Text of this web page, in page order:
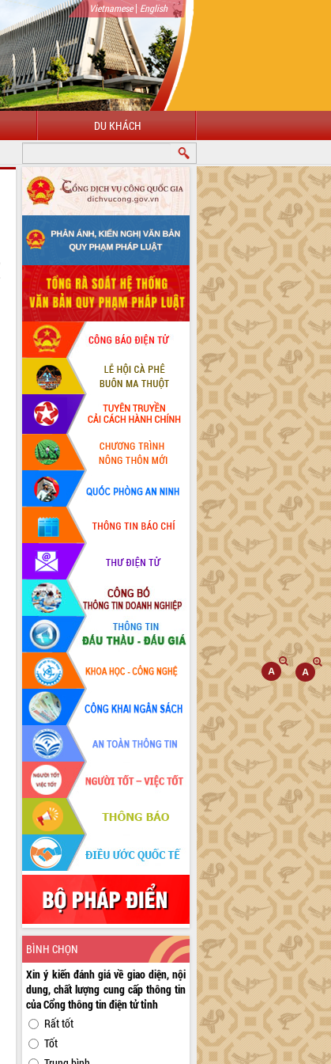
Vietnamese| English
DU KHÁCH
BÌNH CHỌN
Xin ý kiến đánh giá về giao diện, nội
dung, chất lượng cung cấp thông tin
của Cổng thông tin điện tử tỉnh
Rất tốt
Tốt